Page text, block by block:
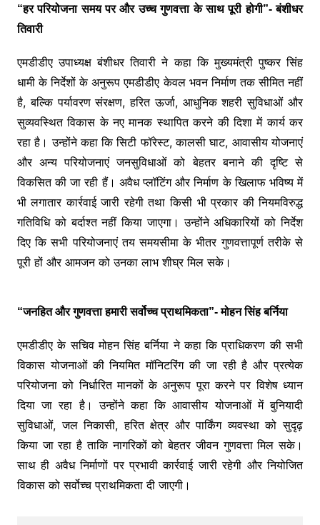
“हर परियोजना समय पर और उच्च गुणवत्ता के साथ पूरी होगी”- बंशीधर
तिवारी
एमडीडीए उपाध्यक्ष बंशीधर तिवारी ने कहा कि मुख्यमंत्री पुष्कर सिंह
धामी के निर्देशों के अनुरूप एमडीडीए केवल भवन निर्माण तक सीमित नहीं
है, बल्कि पर्यावरण संरक्षण, हरित ऊर्जा, आधुनिक शहरी सुविधाओं और
सुव्यवस्थित विकास के नए मानक स्थापित करने की दिशा में कार्य कर
रहा है। उन्होंने कहा कि सिटी फॉरेस्ट, कालसी घाट, आवासीय योजनाएं
और अन्य परियोजनाएं जनसुविधाओं को बेहतर बनाने की दृष्टि से
विकसित की जा रही हैं। अवैध प्लॉटिंग और निर्माण के खिलाफ भविष्य में
भी लगातार कार्रवाई जारी रहेगी तथा किसी भी प्रकार की नियमविरुद्ध
गतिविधि को बर्दाश्त नहीं किया जाएगा। उन्होंने अधिकारियों को निर्देश
दिए कि सभी परियोजनाएं तय समयसीमा के भीतर गुणवत्तापूर्ण तरीके से
पूरी हों और आमजन को उनका लाभ शीघ्र मिल सके।
“जनहित और गुणवत्ता हमारी सर्वोच्च प्राथमिकता”- मोहन सिंह बर्निया
एमडीडीए के सचिव मोहन सिंह बर्निया ने कहा कि प्राधिकरण की सभी
विकास योजनाओं की नियमित मॉनिटरिंग की जा रही है और प्रत्येक
परियोजना को निर्धारित मानकों के अनुरूप पूरा करने पर विशेष ध्यान
दिया जा रहा है। उन्होंने कहा कि आवासीय योजनाओं में बुनियादी
सुविधाओं, जल निकासी, हरित क्षेत्र और पार्किंग व्यवस्था को सुदृढ़
किया जा रहा है ताकि नागरिकों को बेहतर जीवन गुणवत्ता मिल सके।
साथ ही अवैध निर्माणों पर प्रभावी कार्रवाई जारी रहेगी और नियोजित
विकास को सर्वोच्च प्राथमिकता दी जाएगी।